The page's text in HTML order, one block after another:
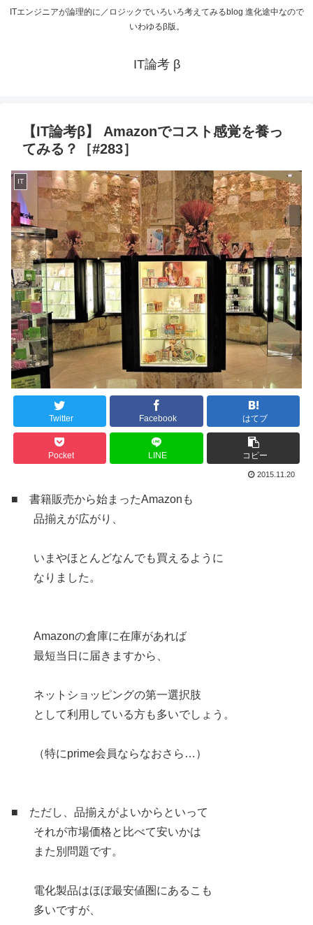
ITエンジニアが論理的に／ロジックでいろいろ考えてみるblog 進化途中なので
いわゆるβ版。
IT論考 β
【IT論考β】 Amazonでコスト感覚を養っ
てみる？［#283］
IT
Twitter Facebook はてブ
Pocket LINE コピー
2015.11.20
■ 書籍販売から始まったAmazonも
品揃えが広がり、
いまやほとんどなんでも買えるように
なりました。
Amazonの倉庫に在庫があれば
最短当日に届きますから、
ネットショッピングの第一選択肢
として利用している方も多いでしょう。
（特にprime会員ならなおさら…）
■ ただし、品揃えがよいからといって
それが市場価格と比べて安いかは
また別問題です。
電化製品はほぼ最安値圏にあるこも
多いですが、